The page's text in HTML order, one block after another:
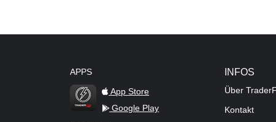
APPS
TraderFox Flash
App Store
Google Play
INFOS
Über
Kontakt